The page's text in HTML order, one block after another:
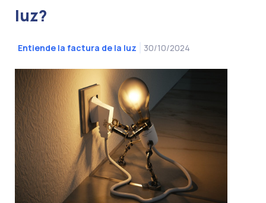
luz?
Entiende la factura de la luz 30/10/2024